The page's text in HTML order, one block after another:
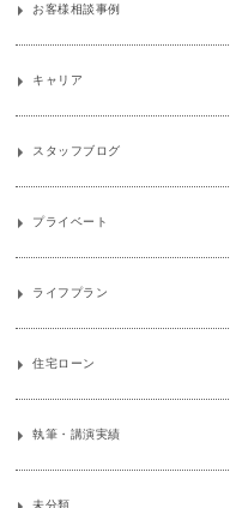
お客様相談事例
キャリア
スタッフブログ
プライベート
ライフプラン
住宅ローン
執筆・講演実績
未分類